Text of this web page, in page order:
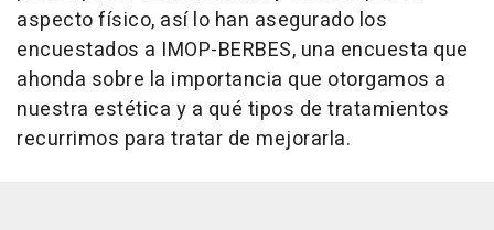
aspecto físico, así lo han asegurado los
encuestados a IMOP-BERBES, una encuesta que
ahonda sobre la importancia que otorgamos a
nuestra estética y a qué tipos de tratamientos
recurrimos para tratar de mejorarla.